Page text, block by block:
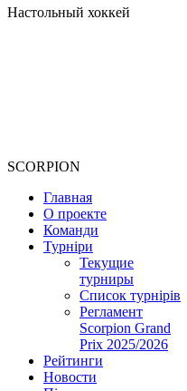
Настольный хоккей
SCORPION
Главная
О проекте
Команди
Турніри
Текущие
турниры
Список турнірів
Регламент
Scorpion Grand
Prix 2025/2026
Рейтинги
Новости